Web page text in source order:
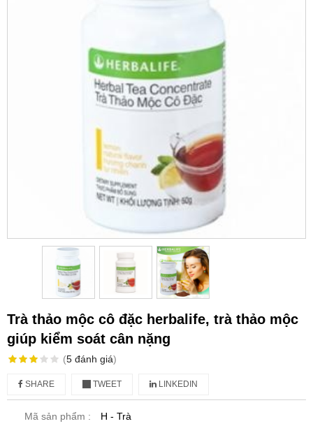
Trà thảo mộc cô đặc herbalife, trà thảo mộc
giúp kiểm soát cân nặng
(5 đánh giá)
SHARE TWEET LINKEDIN
Mã sản phẩm :
H - Trà